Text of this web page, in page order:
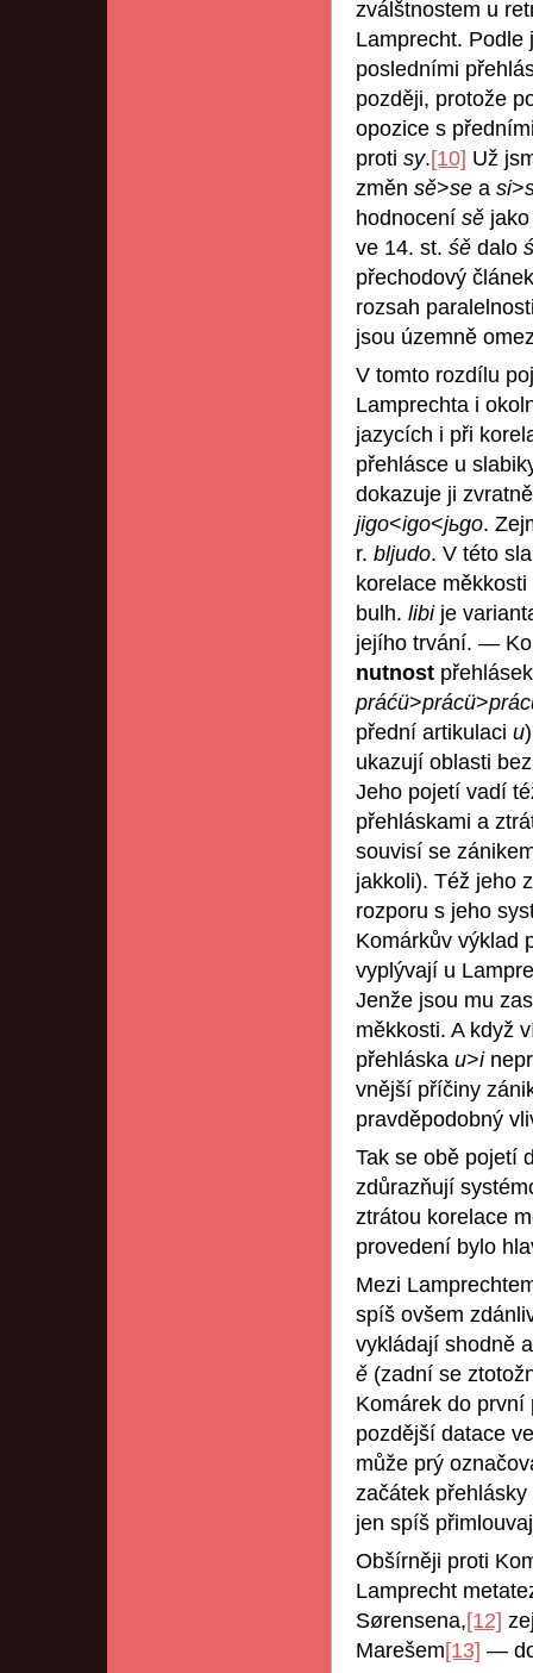
zválštnostem u
Lamprecht.
posledními
později, protože
opozice s
proti sy.[10] Už
změn sě>se a si>
hodnocení sě
ve 14. st. śě dalo
přechodový
rozsah
jsou územně
V tomto rozdílu
Lamprechta i
jazycích i při
přehlásce u
dokazuje ji
jigo<igo˂jьgo.
r. bljudo. V této
korelace
bulh. libi je
jejího trvání. —
nutnost
práćü>prácü>
přední artikulaci u
ukazují oblasti
Jeho pojetí vadí
přehláskami a
souvisí se
jakkoli). Též jeho
rozporu s jeho
Komárkův výklad
vyplývají u
Jenže jsou mu
měkkosti. A když
přehláska u>i
vnější příčiny
pravděpodobný
Tak se obě pojetí
zdůrazňují
ztrátou korelace
provedení bylo
Mezi
spíš ovšem
vykládají shodně
ě (zadní se
Komárek do první
pozdější datace
může prý
začátek přehlásky
jen spíš
Obšírněji proti
Lamprecht
Sørensena,[12]
Marešem[13] —